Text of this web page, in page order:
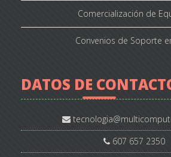
Comercialización de
Convenios de Soporte
DATOS DE
607 657 2350